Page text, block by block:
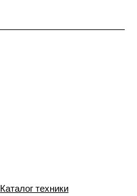
Каталог техники